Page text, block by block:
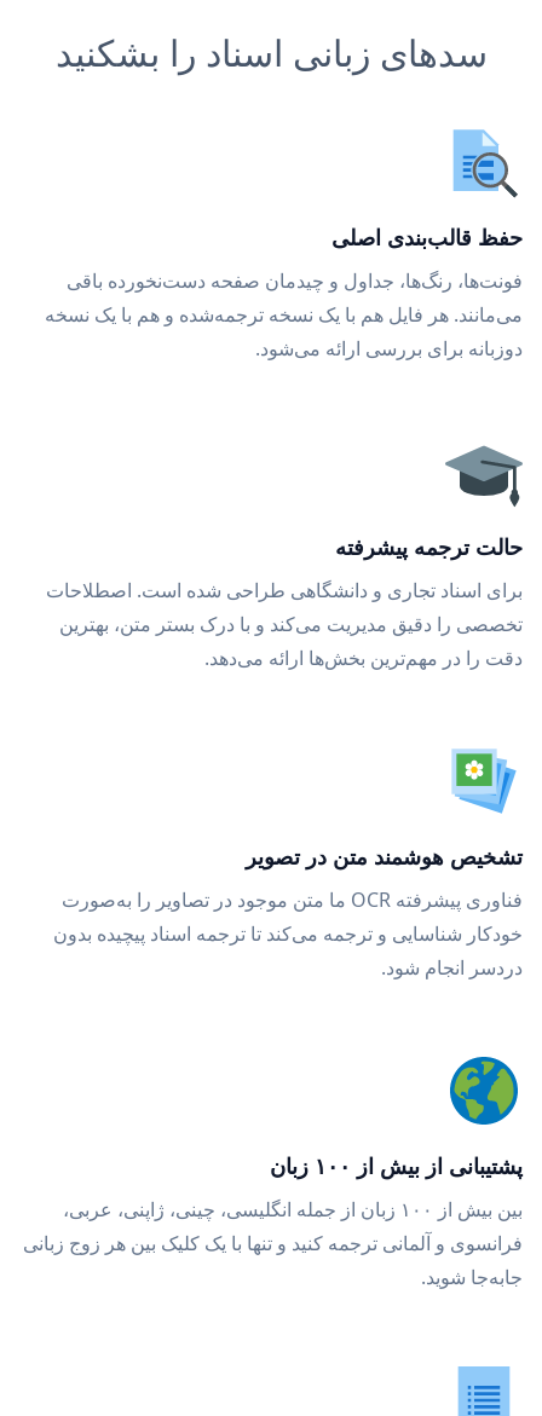
سدهای زبانی اسناد را بشکنید
حفظ قالب‌بندی اصلی
فونت‌ها، رنگ‌ها، جداول و چیدمان صفحه دست‌نخورده باقی
می‌مانند. هر فایل هم با یک نسخه ترجمه‌شده و هم با یک نسخه
دوزبانه برای بررسی ارائه می‌شود.
حالت ترجمه پیشرفته
برای اسناد تجاری و دانشگاهی طراحی شده است. اصطلاحات
تخصصی را دقیق مدیریت می‌کند و با درک بستر متن، بهترین
دقت را در مهم‌ترین بخش‌ها ارائه می‌دهد.
تشخیص هوشمند متن در تصویر
فناوری پیشرفته OCR ما متن موجود در تصاویر را به‌صورت
خودکار شناسایی و ترجمه می‌کند تا ترجمه اسناد پیچیده بدون
دردسر انجام شود.
پشتیبانی از بیش از ۱۰۰ زبان
بین بیش از ۱۰۰ زبان از جمله انگلیسی، چینی، ژاپنی، عربی،
فرانسوی و آلمانی ترجمه کنید و تنها با یک کلیک بین هر زوج زبانی
جابه‌جا شوید.